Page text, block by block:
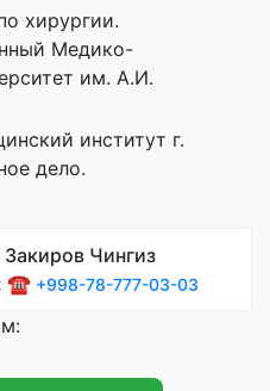
хирургии.
Медико-
им. А.И.
институт г.
дело.
Чингиз
☎️ +998-78-777-03-03